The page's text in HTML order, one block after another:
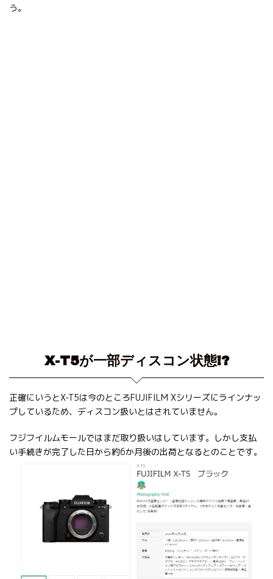
う。
X-T5が一部ディスコン状態!?
正確にいうとX-T5は今のところFUJIFILM Xシリーズにラインナッ
プしているため、ディスコン扱いとはされていません。
フジフイルムモールではまだ取り扱いはしています。しかし支払
い手続きが完了した日から約6か月後の出荷となるとのことです。